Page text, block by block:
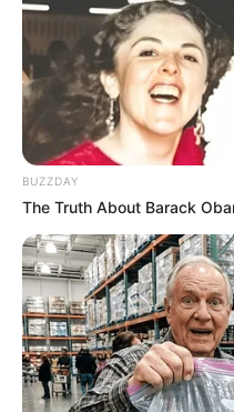
BUZZDAY
The Truth About Barack